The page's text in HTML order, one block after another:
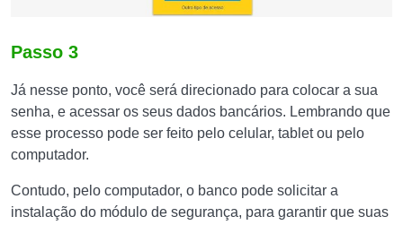
Passo 3
Já nesse ponto, você será direcionado para colocar a sua
senha, e acessar os seus dados bancários. Lembrando que
esse processo pode ser feito pelo celular, tablet ou pelo
computador.
Contudo, pelo computador, o banco pode solicitar a
instalação do módulo de segurança, para garantir que suas